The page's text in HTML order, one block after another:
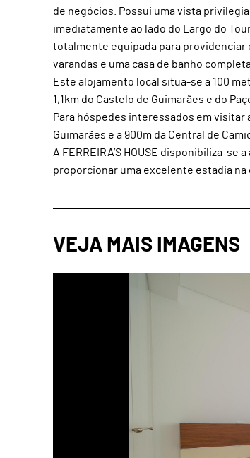
de negócios. Possui uma vista
imediatamente ao lado do Largo do
totalmente equipada para providenciar
varandas e uma casa de banho
Este alojamento local situa-se a 100
1,1km do Castelo de Guimarães e do
Para hóspedes interessados em visitar
Guimarães e a 900m da Central de
A FERREIRA’S HOUSE disponibiliza-
proporcionar uma excelente estadia na